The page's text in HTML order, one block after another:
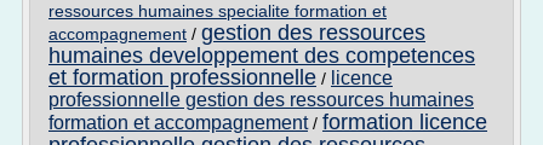
ressources humaines specialite formation et
accompagnement / gestion des ressources
humaines developpement des competences
et formation professionnelle / licence
professionnelle gestion des ressources humaines
formation et accompagnement/ formation licence